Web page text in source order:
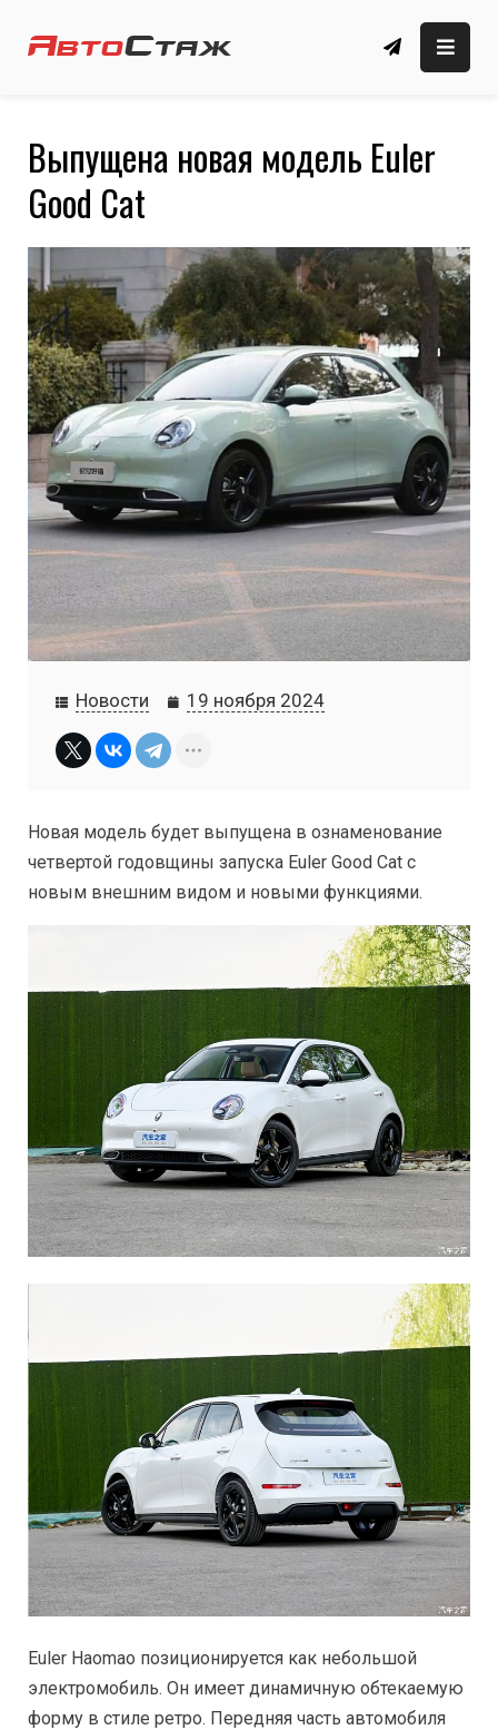
Автомобильный сайт
автомобильные новости, обзоры, новые
Выпущена новая модель Euler
Good Cat
Новости 19 ноября 2024
Новая модель будет выпущена в ознаменование
четвертой годовщины запуска Euler Good Cat с
новым внешним видом и новыми функциями.
Euler Haomao позиционируется как небольшой
электромобиль. Он имеет динамичную обтекаемую
форму в стиле ретро. Передняя часть автомобиля